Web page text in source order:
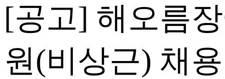
[공고] 해오름
원(비상근) 채